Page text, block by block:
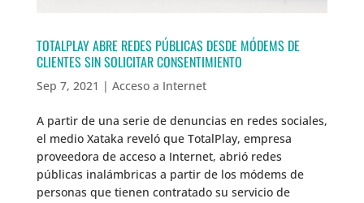
TOTALPLAY ABRE REDES PÚBLICAS DESDE MÓDEMS DE
CLIENTES SIN SOLICITAR CONSENTIMIENTO
Sep 7, 2021 | Acceso a Internet
A partir de una serie de denuncias en redes sociales,
el medio Xataka reveló que TotalPlay, empresa
proveedora de acceso a Internet, abrió redes
públicas inalámbricas a partir de los módems de
personas que tienen contratado su servicio de